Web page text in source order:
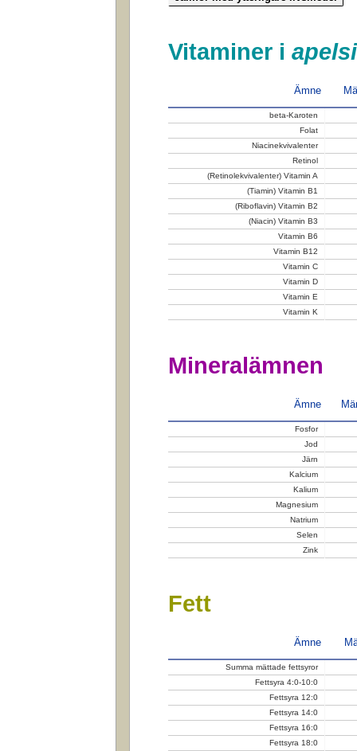
Vitaminer i
Ämne
beta-Karoten
Folat
Niacinekvivalenter
Retinol
(Retinolekvivalenter) Vitamin A
(Tiamin) Vitamin B1
(Riboflavin) Vitamin B2
(Niacin) Vitamin B3
Vitamin B6
Vitamin B12
Vitamin C
Vitamin D
Vitamin E
Vitamin K
Mineralämnen
Ämne
Fosfor
Jod
Järn
Kalcium
Kalium
Magnesium
Natrium
Selen
Zink
Fett
Ämne
Summa mättade fettsyror
Fettsyra 4:0-10:0
Fettsyra 12:0
Fettsyra 14:0
Fettsyra 16:0
Fettsyra 18:0